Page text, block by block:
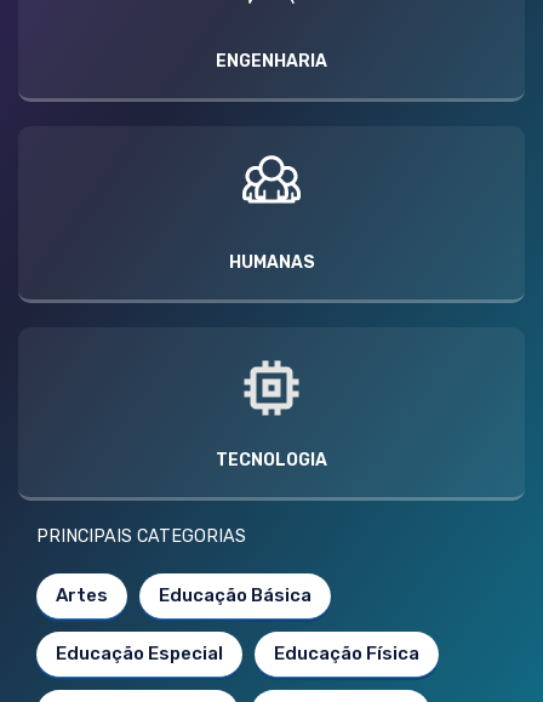
ENGENHARIA
HUMANAS
TECNOLOGIA
PRINCIPAIS CATEGORIAS
Artes Educação Básica
Educação Especial Educação Física